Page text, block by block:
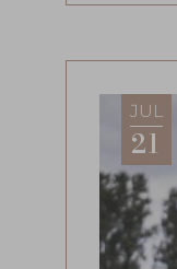
JUL
21